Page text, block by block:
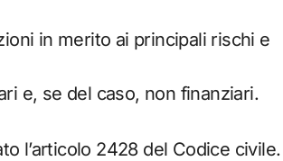
in merito ai principali rischi e
e, se del caso, non finanziari.
l’articolo 2428 del Codice civile.